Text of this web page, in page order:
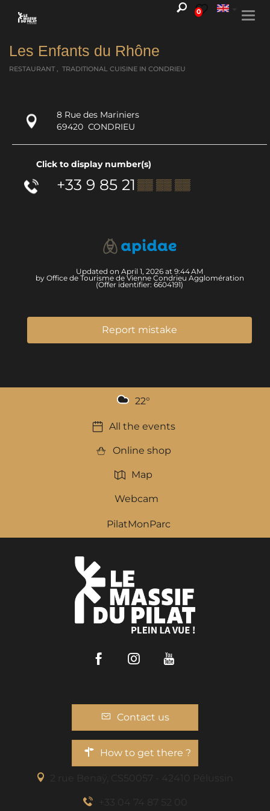
0
Les Enfants du Rhône
RESTAURANT , TRADITIONAL CUISINE IN CONDRIEU
8 Rue des Mariniers
69420 CONDRIEU
Click to display number(s)
+33 9 85 21 ▒▒ ▒▒ ▒▒
Updated on April 1, 2026 at 9:44 AM
by Office de Tourisme de Vienne Condrieu Agglomération
(Offer identifier: 6604191)
Report mistake
22°
All the events
Online shop
Map
Webcam
PilatMonParc
FacebookInstagram
Contact us
How to get there ?